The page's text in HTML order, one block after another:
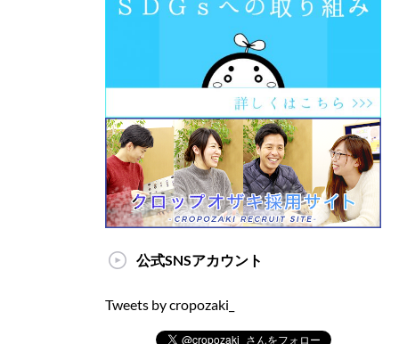
公式SNSアカウント
Tweets by cropozaki_